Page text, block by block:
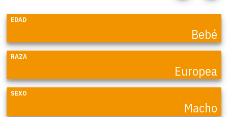
EDAD
Bebé
RAZA
Europea
SEXO
Macho